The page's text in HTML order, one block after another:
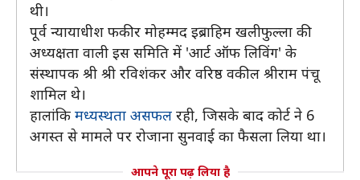
थी।
पूर्व न्यायाधीश फकीर मोहम्मद इब्राहिम खलीफुल्ला की
अध्यक्षता वाली इस समिति में 'आर्ट ऑफ लिविंग' के
संस्थापक श्री श्री रविशंकर और वरिष्ठ वकील श्रीराम पंचू
शामिल थे।
हालांकि मध्यस्थता असफल रही, जिसके बाद कोर्ट ने 6
अगस्त से मामले पर रोजाना सुनवाई का फैसला लिया था।
आपने पूरा पढ़ लिया है